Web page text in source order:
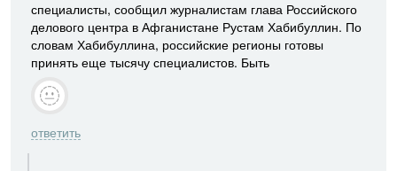
специалисты, сообщил журналистам глава Российского
делового центра в Афганистане Рустам Хабибуллин. По
словам Хабибуллина, российские регионы готовы
принять еще тысячу специалистов. Быть
ответить